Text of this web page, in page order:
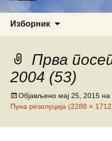
Изборник
Прва
2004 (53)
Објављено мај 25, 2015 на
Пуна резолуција (2288 ×